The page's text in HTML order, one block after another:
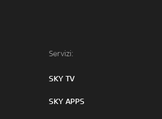
Servizi:
SKY TV
SKY APPS